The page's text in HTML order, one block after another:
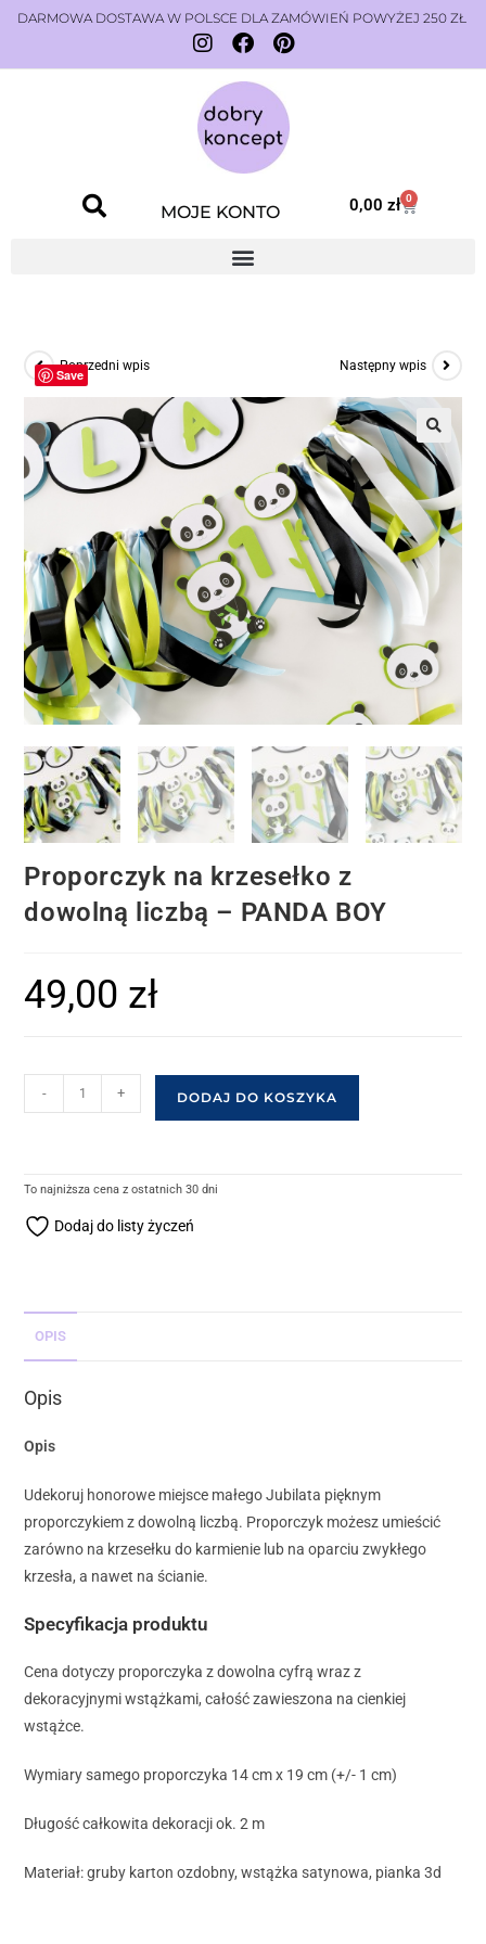
DARMOWA DOSTAWA W POLSCE DLA ZAMÓWIEŃ POWYŻEJ 250 ZŁ
MOJE KONTO 0,00zł 0
Poprzedni wpis Następny wpis
Save
Proporczyk na krzesełko z
dowolną liczbą – PANDA BOY
49,00 zł
- + DODAJ DO KOSZYKA
To najniższa cena z ostatnich 30 dni
Dodaj do listy życzeń
OPIS
Opis
Opis
Udekoruj honorowe miejsce małego Jubilata pięknym
proporczykiem z dowolną liczbą. Proporczyk możesz umieścić
zarówno na krzesełku do karmienie lub na oparciu zwykłego
krzesła, a nawet na ścianie.
Specyfikacja produktu
Cena dotyczy proporczyka z dowolna cyfrą wraz z
dekoracyjnymi wstążkami, całość zawieszona na cienkiej
wstążce.
Wymiary samego proporczyka 14 cm x 19 cm (+/- 1 cm)
Długość całkowita dekoracji ok. 2 m
Materiał: gruby karton ozdobny, wstążka satynowa, pianka 3d